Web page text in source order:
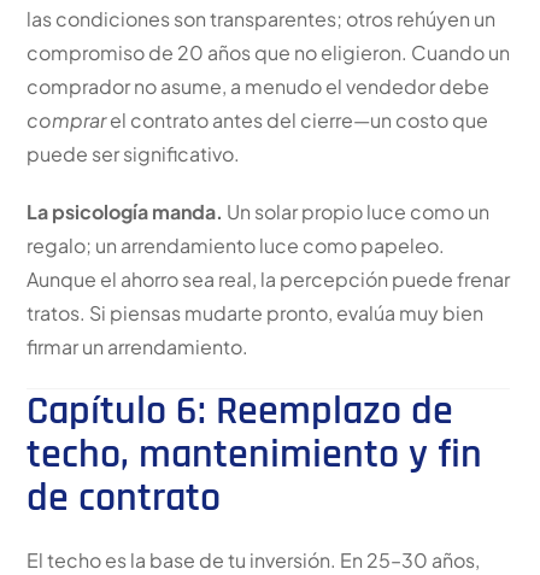
las condiciones son transparentes; otros rehúyen un
compromiso de 20 años que no eligieron. Cuando un
comprador no asume, a menudo el vendedor debe
comprarel contrato antes del cierre—un costo que
puede ser significativo.
La psicología manda. Un solar propio luce como un
regalo; un arrendamiento luce como papeleo.
Aunque el ahorro sea real, la percepción puede frenar
tratos. Si piensas mudarte pronto, evalúa muy bien
firmar un arrendamiento.
Capítulo 6: Reemplazo de
techo, mantenimiento y fin
de contrato
El techo es la base de tu inversión. En 25–30 años,